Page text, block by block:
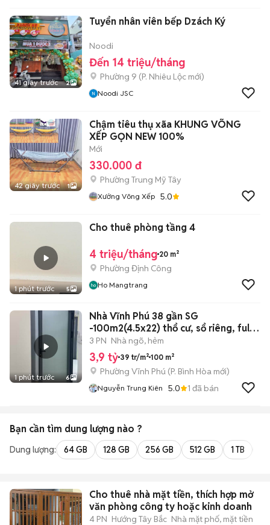
41 giây trước 2
Tuyển nhân viên bếp Dzách Ký
Noodi
Đến 14 triệu/tháng
Phường 9 (P. Nhiêu Lộc mới)
Noodi JSC
42 giây trước 1
Chậm tiêu thụ xãa KHUNG VÕNG
XẾP GỌN NEW 100%
Mới
330.000 đ
Phường Trung Mỹ Tây
Xưởng Võng Xếp 5.0
1 phút trước 5
Cho thuê phòng tầng 4
4 triệu/tháng 20 m²
Phường Định Công
Ho Mangtrang
1 phút trước 6
Nhà Vĩnh Phú 38 gần SG
-100m2(4.5x22) thổ cư, sổ riêng, full
nội thất
3 PN Nhà ngõ, hẻm
3,9 tỷ 39 tr/m² 100 m²
Phường Vĩnh Phú (P. Bình Hòa mới)
Nguyễn Trung Kiên 5.0 1 đã bán
Bạn cần tìm dung lượng nào ?
Dung lượng: 64 GB 128 GB 256 GB 512 GB 1 TB
Cho thuê nhà mặt tiền, thích hợp mở
văn phòng công ty hoặc kinh doanh
4 PN Hướng Tây Bắc Nhà mặt phố, mặt tiền